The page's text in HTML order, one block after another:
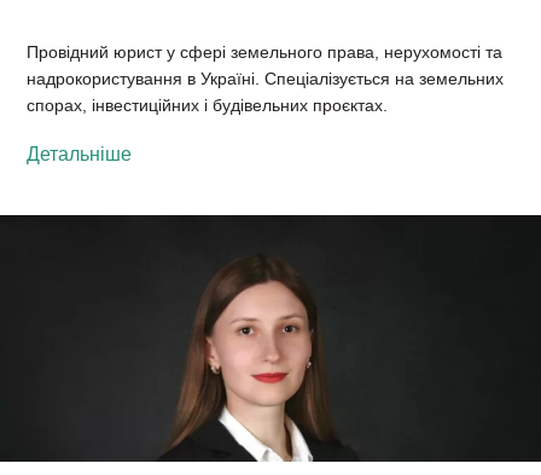
Провідний юрист у сфері земельного права, нерухомості та
надрокористування в Україні. Спеціалізується на земельних
спорах, інвестиційних і будівельних проєктах.
Детальніше